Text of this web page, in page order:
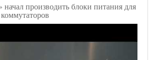
производить блоки питания для